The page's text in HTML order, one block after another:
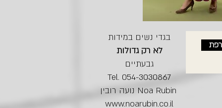
בגדי נשים במידות
לא רק גדולות
גבעתיים
Tel. 054-3030867
נועה רובין Noa Rubin
www.noarubin.co.il